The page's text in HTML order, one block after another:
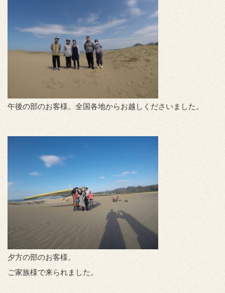
午後の部のお客様。全国各地からお越しくださいました。
夕方の部のお客様。
ご家族様で来られました。